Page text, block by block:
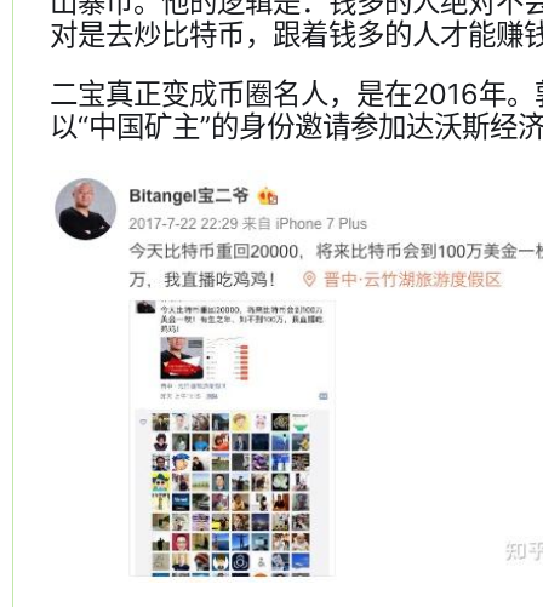
对是去炒比特币，跟着钱多的人才能赚
二宝真正变成币圈名人，是在2016年
以“中国矿主”的身份邀请参加达沃斯经